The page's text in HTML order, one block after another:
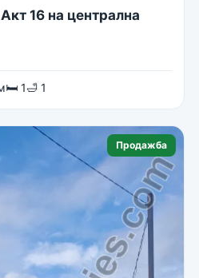
16 на централна
🛏 1🛁 1
Продажба